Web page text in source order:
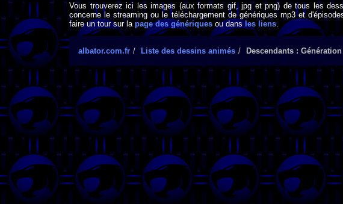
Vous trouverez ici les images (aux formats gif, jpg et png) de tous les
concerne le streaming ou le téléchargement de génériques mp3 et
faire un tour sur la page des génériques ou dansles liens
albator.com.fr Liste des dessins animés Descendants :